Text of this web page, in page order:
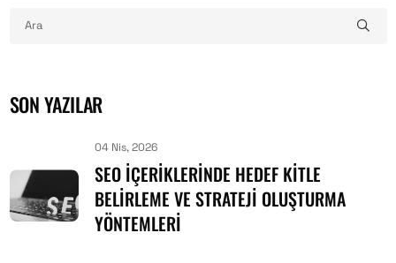
SON YAZILAR
04 Nis, 2026
SEO İÇERIKLERINDE HEDEF KITLE
BELIRLEME VE STRATEJI OLUŞTURMA
YÖNTEMLERI